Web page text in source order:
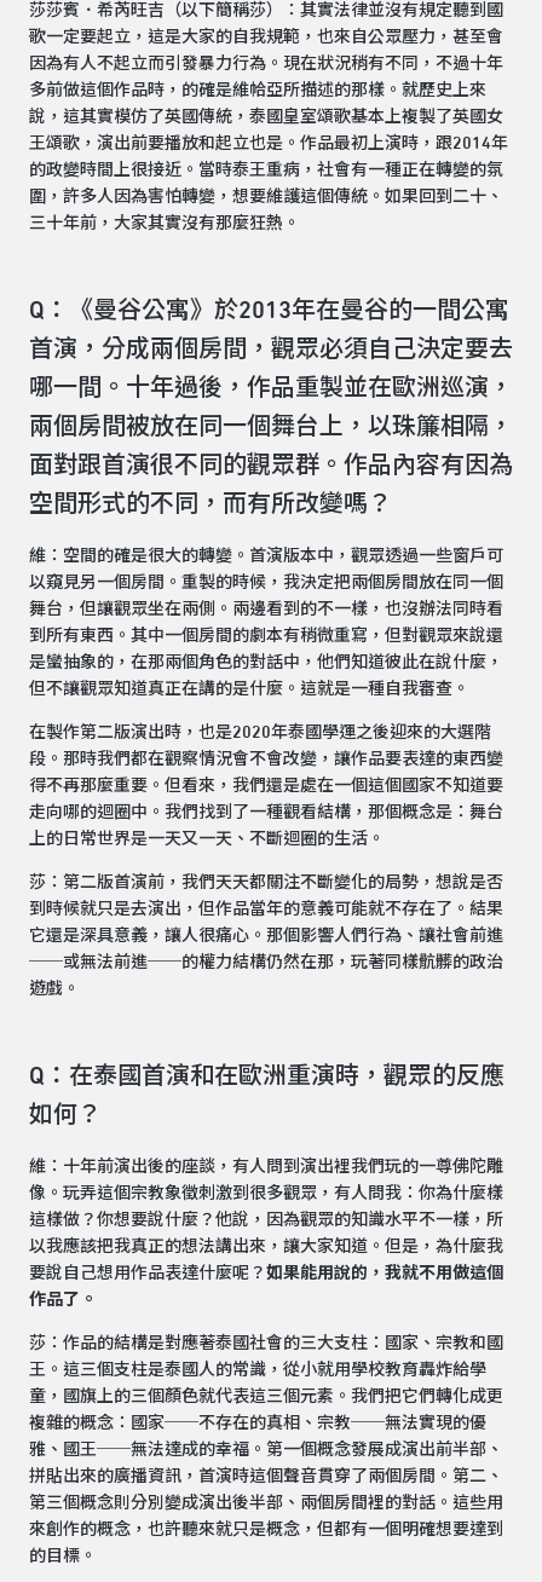
莎莎賓．希芮旺吉（以下簡稱莎）：其實法律並沒有規定聽到國
歌一定要起立，這是大家的自我規範，也來自公眾壓力，甚至會
因為有人不起立而引發暴力行為。現在狀況稍有不同，不過十年
多前做這個作品時，的確是維帢亞所描述的那樣。就歷史上來
說，這其實模仿了英國傳統，泰國皇室頌歌基本上複製了英國女
王頌歌，演出前要播放和起立也是。作品最初上演時，跟2014年
的政變時間上很接近。當時泰王重病，社會有一種正在轉變的氛
圍，許多人因為害怕轉變，想要維護這個傳統。如果回到二十、
三十年前，大家其實沒有那麼狂熱。
Q：《曼谷公寓》於2013年在曼谷的一間公寓
首演，分成兩個房間，觀眾必須自己決定要去
哪一間。十年過後，作品重製並在歐洲巡演，
兩個房間被放在同一個舞台上，以珠簾相隔，
面對跟首演很不同的觀眾群。作品內容有因為
空間形式的不同，而有所改變嗎？
維：空間的確是很大的轉變。首演版本中，觀眾透過一些窗戶可
以窺見另一個房間。重製的時候，我決定把兩個房間放在同一個
舞台，但讓觀眾坐在兩側。兩邊看到的不一樣，也沒辦法同時看
到所有東西。其中一個房間的劇本有稍微重寫，但對觀眾來說還
是蠻抽象的，在那兩個角色的對話中，他們知道彼此在說什麼，
但不讓觀眾知道真正在講的是什麼。這就是一種自我審查。
在製作第二版演出時，也是2020年泰國學運之後迎來的大選階
段。那時我們都在觀察情況會不會改變，讓作品要表達的東西變
得不再那麼重要。但看來，我們還是處在一個這個國家不知道要
走向哪的迴圈中。我們找到了一種觀看結構，那個概念是：舞台
上的日常世界是一天又一天、不斷迴圈的生活。
莎：第二版首演前，我們天天都關注不斷變化的局勢，想說是否
到時候就只是去演出，但作品當年的意義可能就不存在了。結果
它還是深具意義，讓人很痛心。那個影響人們行為、讓社會前進
──或無法前進──的權力結構仍然在那，玩著同樣骯髒的政治
遊戲。
Q：在泰國首演和在歐洲重演時，觀眾的反應
如何？
維：十年前演出後的座談，有人問到演出裡我們玩的一尊佛陀雕
像。玩弄這個宗教象徵刺激到很多觀眾，有人問我：你為什麼樣
這樣做？你想要說什麼？他說，因為觀眾的知識水平不一樣，所
以我應該把我真正的想法講出來，讓大家知道。但是，為什麼我
要說自己想用作品表達什麼呢？ 如果能用說的，我就不用做這個
作品了。
莎：作品的結構是對應著泰國社會的三大支柱：國家、宗教和國
王。這三個支柱是泰國人的常識，從小就用學校教育轟炸給學
童，國旗上的三個顏色就代表這三個元素。我們把它們轉化成更
複雜的概念：國家──不存在的真相、宗教──無法實現的優
雅、國王──無法達成的幸福。第一個概念發展成演出前半部、
拼貼出來的廣播資訊，首演時這個聲音貫穿了兩個房間。第二、
第三個概念則分別變成演出後半部、兩個房間裡的對話。這些用
來創作的概念，也許聽來就只是概念，但都有一個明確想要達到
的目標。